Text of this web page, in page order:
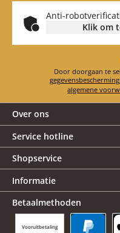
Anti-
Klik om
algemene
Over ons
Service hotline
Shopservice
Informatie
Betaalmethoden
Vooruitbetaling